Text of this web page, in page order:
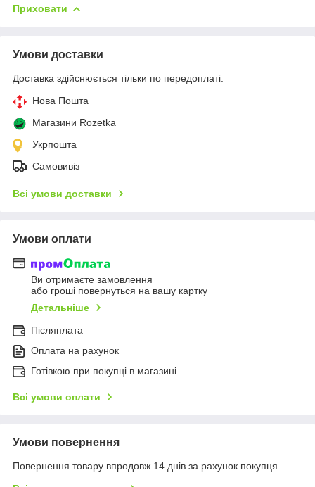
Приховати
Умови доставки
Доставка здійснюється тільки по передоплаті.
Нова Пошта
Магазини Rozetka
Укрпошта
Самовивіз
Всі умови доставки
Умови оплати
Ви отримаєте замовлення
або гроші повернуться на вашу картку
Детальніше
Післяплата
Оплата на рахунок
Готівкою при покупці в магазині
Всі умови оплати
Умови повернення
Повернення товару впродовж 14 днів за рахунок покупця